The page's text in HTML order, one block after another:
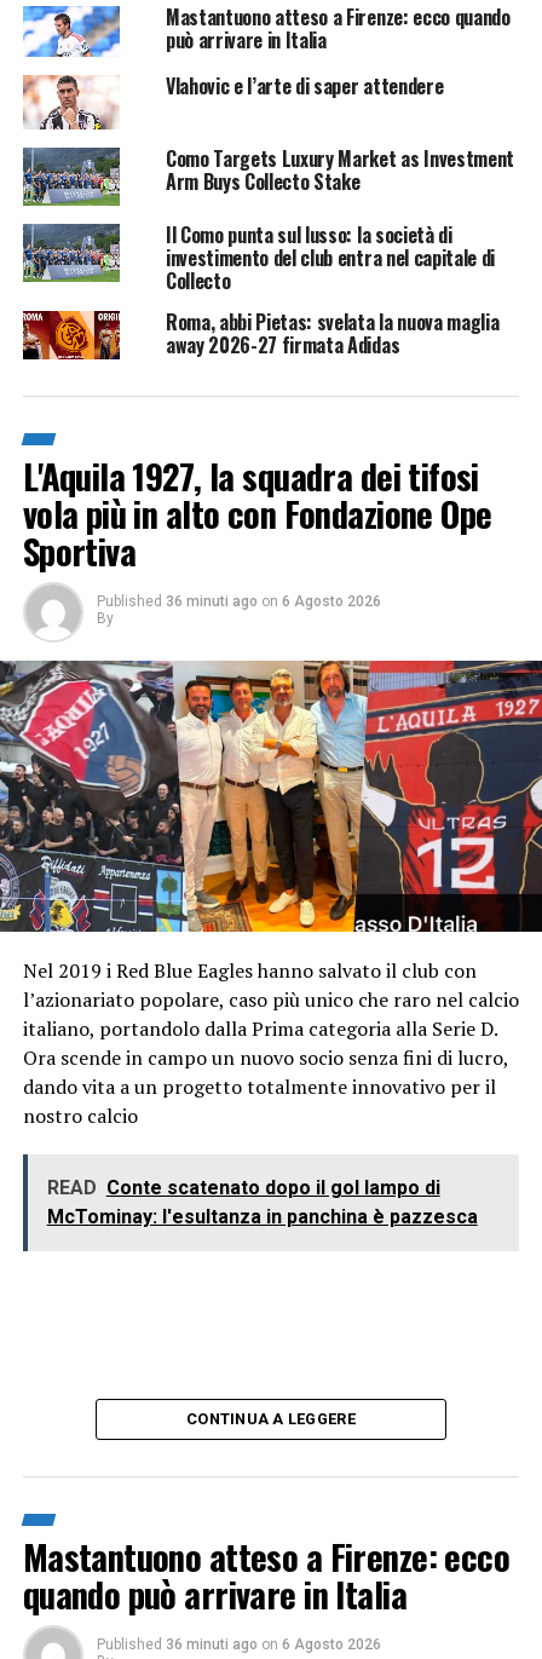
Mastantuono atteso a Firenze: ecco quando
può arrivare in Italia
Vlahovic e l’arte di saper attendere
Como Targets Luxury Market as Investment
Arm Buys Collecto Stake
Il Como punta sul lusso: la società di
investimento del club entra nel capitale di
Collecto
Roma, abbi Pietas: svelata la nuova maglia
away 2026-27 firmata Adidas
L'Aquila 1927, la squadra dei tifosi
vola più in alto con Fondazione Ope
Sportiva
Published 36 minuti ago on 6 Agosto 2026
By
Nel 2019 i Red Blue Eagles hanno salvato il club con
l’azionariato popolare, caso più unico che raro nel calcio
italiano, portandolo dalla Prima categoria alla Serie D.
Ora scende in campo un nuovo socio senza fini di lucro,
dando vita a un progetto totalmente innovativo per il
nostro calcio
READ Conte scatenato dopo il gol lampo di
McTominay: l'esultanza in panchina è pazzesca
CONTINUA A LEGGERE
Mastantuono atteso a Firenze: ecco
quando può arrivare in Italia
Published 36 minuti ago on 6 Agosto 2026